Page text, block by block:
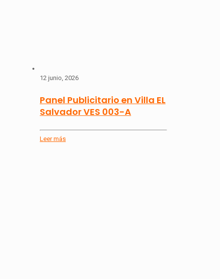
12 junio, 2026
Panel Publicitario en Villa EL
Salvador VES 003-A
Leer más